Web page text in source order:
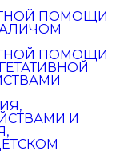
ПОМОЩИ
ПОМОЩИ
И